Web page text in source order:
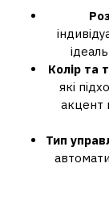
Колір та
які
акцент
Тип